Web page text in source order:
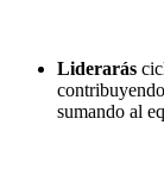
Liderarás
sumando al